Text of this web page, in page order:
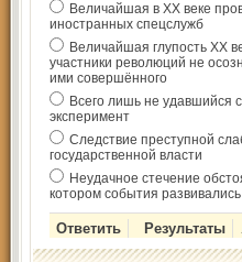
Величайшая в ХХ веке
иностранных спецслужб
Величайшая глупость ХХ
участники революций не
ими совершённого
Всего лишь не удавшийся
эксперимент
Следствие преступной
государственной власти
Неудачное стечение
котором события